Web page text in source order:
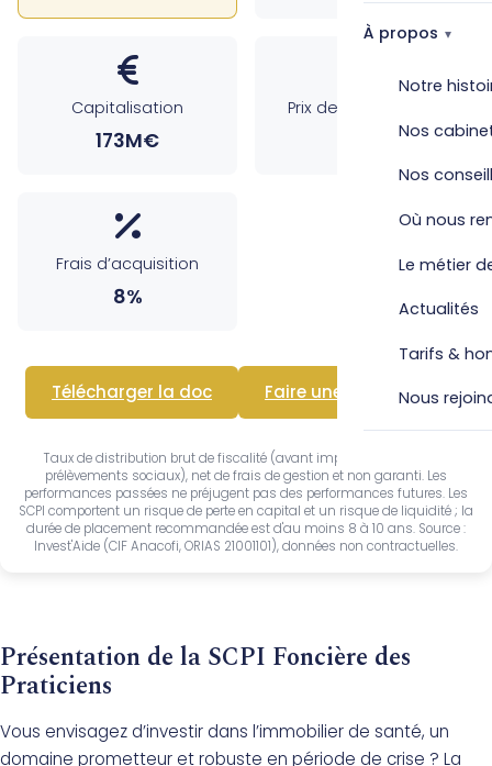
À propos
Notre
Nos
Nos
Où nous
Le métier
Actualités
Tarifs &
Nous
Capitalisation
173M€
Prix de souscription
Frais d’acquisition
8%
Télécharger la doc Faire une simulation
Taux de distribution brut de fiscalité (avant impôt sur le revenu et
prélèvements sociaux), net de frais de gestion et non garanti. Les
performances passées ne préjugent pas des performances futures. Les
SCPI comportent un risque de perte en capital et un risque de liquidité ; la
durée de placement recommandée est d'au moins 8 à 10 ans. Source :
Invest'Aide (CIF Anacofi, ORIAS 21001101), données non contractuelles.
Présentation de la SCPI Foncière des
Praticiens
Vous envisagez d’investir dans l’immobilier de santé, un
domaine prometteur et robuste en période de crise ? La